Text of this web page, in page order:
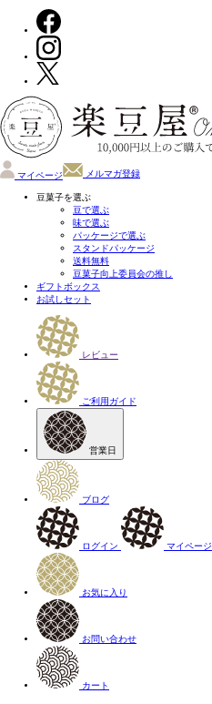
マイページ メルマガ登録
豆菓子を選ぶ
豆で選ぶ
味で選ぶ
パッケージで選ぶ
スタンドパッケージ
送料無料
豆菓子向上委員会の推し
ギフトボックス
お試しセット
レビュー
ご利用ガイド
営業日
ブログ
ログイン マイページ
お気に入り
お問い合わせ
カート